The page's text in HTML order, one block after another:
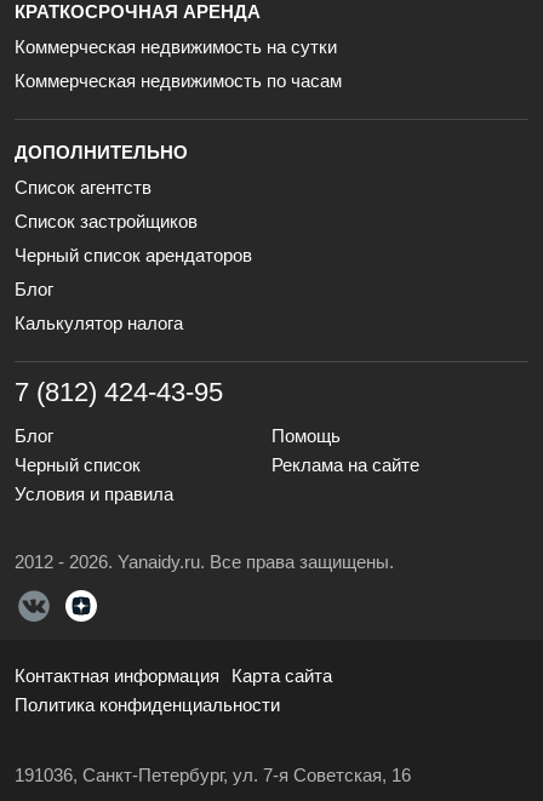
КРАТКОСРОЧНАЯ АРЕНДА
Коммерческая недвижимость на сутки
Коммерческая недвижимость по часам
ДОПОЛНИТЕЛЬНО
Список агентств
Список застройщиков
Черный список арендаторов
Блог
Калькулятор налога
7 (812) 424-43-95
Блог
Помощь
Черный список
Реклама на сайте
Условия и правила
2012 - 2026. Yanaidy.ru. Все права защищены.
Контактная информация
Карта сайта
Политика конфиденциальности
191036, Санкт-Петербург, ул. 7-я Советская, 16